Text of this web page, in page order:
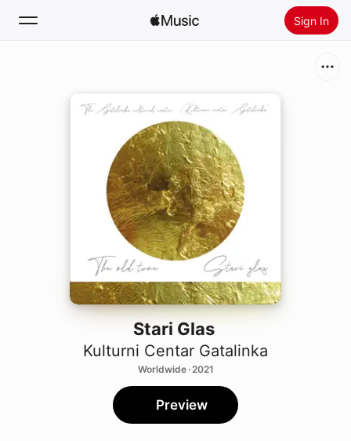
Sign In
Install Apple Music
Stari Glas
Kulturni Centar Gatalinka
Worldwide · 2021
Preview